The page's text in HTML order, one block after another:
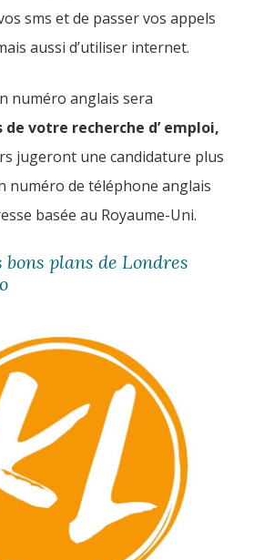
sms et de passer vos appels
aussi d’utiliser internet.
numéro anglais sera
votre recherche d’ emploi,
jugeront une candidature plus
numéro de téléphone anglais
basée au Royaume-Uni.
plans de Londres